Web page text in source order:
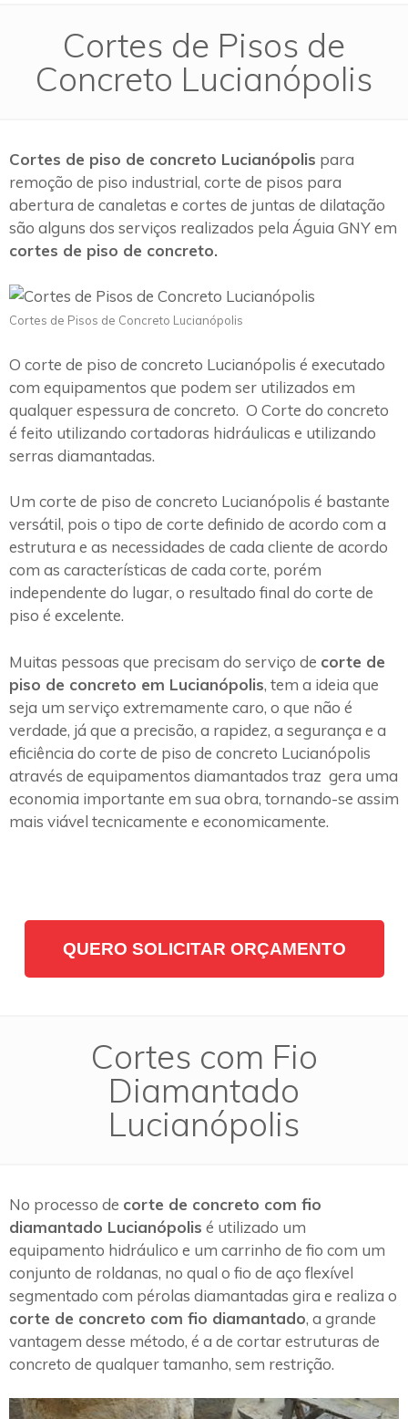
Cortes de Pisos de
Concreto Lucianópolis
Cortes de piso de concreto Lucianópolis para
remoção de piso industrial, corte de pisos para
abertura de canaletas e cortes de juntas de dilatação
são alguns dos serviços realizados pela Águia GNY em
cortes de piso de concreto.
Cortes de Pisos de Concreto Lucianópolis
O corte de piso de concreto Lucianópolis é executado
com equipamentos que podem ser utilizados em
qualquer espessura de concreto. O Corte do concreto
é feito utilizando cortadoras hidráulicas e utilizando
serras diamantadas.
Um corte de piso de concreto Lucianópolis é bastante
versátil, pois o tipo de corte definido de acordo com a
estrutura e as necessidades de cada cliente de acordo
com as características de cada corte, porém
independente do lugar, o resultado final do corte de
piso é excelente.
Muitas pessoas que precisam do serviço de corte de
piso de concreto em Lucianópolis, tem a ideia que
seja um serviço extremamente caro, o que não é
verdade, já que a precisão, a rapidez, a segurança e a
eficiência do corte de piso de concreto Lucianópolis
através de equipamentos diamantados traz gera uma
economia importante em sua obra, tornando-se assim
mais viável tecnicamente e economicamente.
QUERO SOLICITAR ORÇAMENTO
Cortes com Fio
Diamantado
Lucianópolis
No processo de corte de concreto com fio
diamantado Lucianópolis é utilizado um
equipamento hidráulico e um carrinho de fio com um
conjunto de roldanas, no qual o fio de aço flexível
segmentado com pérolas diamantadas gira e realiza o
corte de concreto com fio diamantado, a grande
vantagem desse método, é a de cortar estruturas de
concreto de qualquer tamanho, sem restrição.